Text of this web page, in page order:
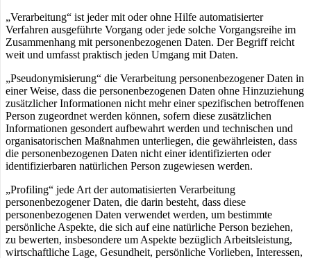
„Verarbeitung“ ist jeder mit oder ohne Hilfe automatisierter
Verfahren ausgeführte Vorgang oder jede solche Vorgangsreihe im
Zusammenhang mit personenbezogenen Daten. Der Begriff reicht
weit und umfasst praktisch jeden Umgang mit Daten.
„Pseudonymisierung“ die Verarbeitung personenbezogener Daten in
einer Weise, dass die personenbezogenen Daten ohne Hinzuziehung
zusätzlicher Informationen nicht mehr einer spezifischen betroffenen
Person zugeordnet werden können, sofern diese zusätzlichen
Informationen gesondert aufbewahrt werden und technischen und
organisatorischen Maßnahmen unterliegen, die gewährleisten, dass
die personenbezogenen Daten nicht einer identifizierten oder
identifizierbaren natürlichen Person zugewiesen werden.
„Profiling“ jede Art der automatisierten Verarbeitung
personenbezogener Daten, die darin besteht, dass diese
personenbezogenen Daten verwendet werden, um bestimmte
persönliche Aspekte, die sich auf eine natürliche Person beziehen,
zu bewerten, insbesondere um Aspekte bezüglich Arbeitsleistung,
wirtschaftliche Lage, Gesundheit, persönliche Vorlieben, Interessen,